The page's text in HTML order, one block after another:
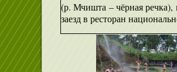
(р. Мчишта – чёрная
заезд в ресторан